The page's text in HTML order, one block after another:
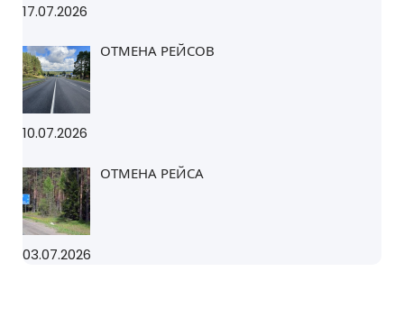
17.07.2026
ОТМЕНА РЕЙСОВ
10.07.2026
ОТМЕНА РЕЙСА
03.07.2026